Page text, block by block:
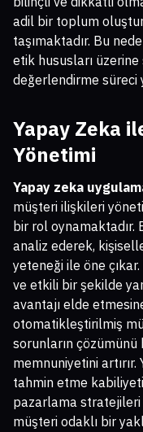
adil bir toplum
taşımaktadır. Bu
etik hususları
değerlendirme
Yapay Zeka
Yönetimi
Yapay zeka
müşteri ilişkileri
bir rol
analiz ederek,
yeteneği ile öne
ve etkili bir şekilde
avantajı elde
otomatikleştirilmiş
sorunların çözümünü
memnuniyetini artırır.
tahmin etme
pazarlama stratejileri
müşteri odaklı bir